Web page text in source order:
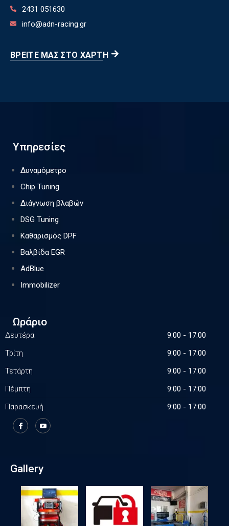
2431 051630
info@adn-racing.gr
ΒΡΕΊΤΕ ΜΑΣ ΣΤΟ ΧΆΡΤΗ
Υπηρεσίες
Δυναμόμετρο
Chip Tuning
Διάγνωση βλαβών
DSG Tuning
Καθαρισμός DPF
Βαλβίδα EGR
AdBlue
Immobilizer
Ωράριο
Δευτέρα
9:00 - 17:00
Τρίτη
9:00 - 17:00
Τετάρτη
9:00 - 17:00
Πέμπτη
9:00 - 17:00
Παρασκευή
9:00 - 17:00
Gallery